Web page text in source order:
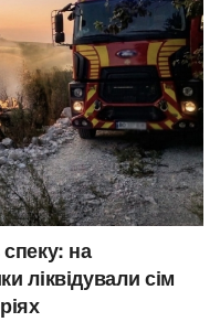
на
ліквідували сім